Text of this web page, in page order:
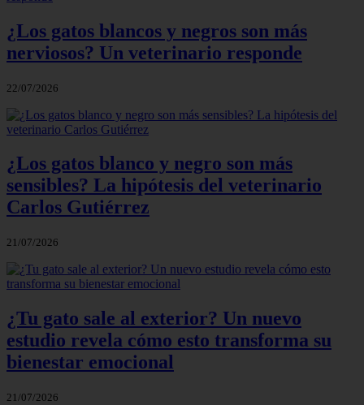
¿Los gatos blancos y negros son más
nerviosos? Un veterinario responde
22/07/2026
¿Los gatos blanco y negro son más
sensibles? La hipótesis del veterinario
Carlos Gutiérrez
21/07/2026
¿Tu gato sale al exterior? Un nuevo
estudio revela cómo esto transforma su
bienestar emocional
21/07/2026